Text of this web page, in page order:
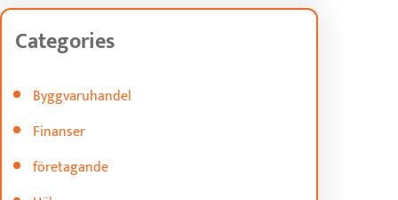
Categories
Byggvaruhandel
Finanser
företagande